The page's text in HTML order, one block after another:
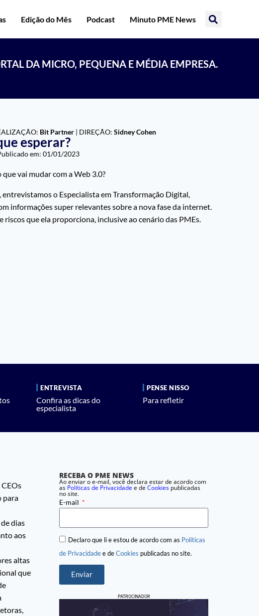
Edição do Mês Podcast Minuto PME News
DA MICRO, PEQUENA E MÉDIA EMPRESA.
Bit Partner| DIREÇÃO: Sidney Cohen
esperar?
em: 01/01/2023
que vai mudar com a Web 3.0?
entrevistamos o Especialista em Transformação Digital,
informações super relevantes sobre a nova fase da internet.
riscos que ela proporciona, inclusive ao cenário das PMEs.
ENTREVISTA
Confira as dicas do
especialista
PENSE NISSO
Para refletir
para
dias
aos
altas
que
RECEBA O PME NEWS
Ao enviar o e-mail, você declara estar de acordo com
as Políticas de Privacidadee deCookies publicadas
no site.
E-mail
Declaro que li e estou de acordo com as Políticas
de Privacidadee deCookies publicadas no site.
Enviar
PATROCINADOR